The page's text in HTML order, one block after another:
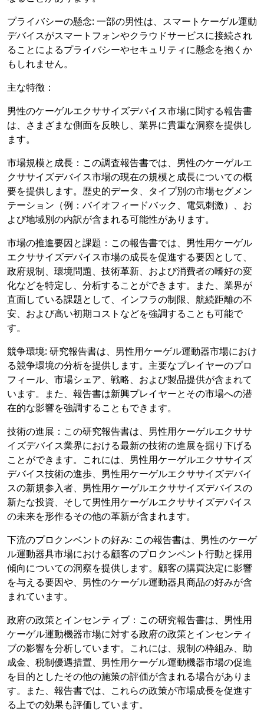
プライバシーの懸念: 一部の男性は、スマートケーゲル運動
デバイスがスマートフォンやクラウドサービスに接続され
ることによるプライバシーやセキュリティに懸念を抱くか
もしれません。
主な特徴：
男性のケーゲルエクササイズデバイス市場に関する報告書
は、さまざまな側面を反映し、業界に貴重な洞察を提供し
ます。
市場規模と成長：この調査報告書では、男性のケーゲルエ
クササイズデバイス市場の現在の規模と成長についての概
要を提供します。歴史的データ、タイプ別の市場セグメン
テーション（例：バイオフィードバック、電気刺激）、お
よび地域別の内訳が含まれる可能性があります。
市場の推進要因と課題：この報告書では、男性用ケーゲル
エクササイズデバイス市場の成長を促進する要因として、
政府規制、環境問題、技術革新、および消費者の嗜好の変
化などを特定し、分析することができます。また、業界が
直面している課題として、インフラの制限、航続距離の不
安、および高い初期コストなどを強調することも可能で
す。
競争環境: 研究報告書は、男性用ケーゲル運動器市場におけ
る競争環境の分析を提供します。主要なプレイヤーのプロ
フィール、市場シェア、戦略、および製品提供が含まれて
います。また、報告書は新興プレイヤーとその市場への潜
在的な影響を強調することもできます。
技術の進展：この研究報告書は、男性用ケーゲルエクササ
イズデバイス業界における最新の技術の進展を掘り下げる
ことができます。これには、男性用ケーゲルエクササイズ
デバイス技術の進歩、男性用ケーゲルエクササイズデバイ
スの新規参入者、男性用ケーゲルエクササイズデバイスの
新たな投資、そして男性用ケーゲルエクササイズデバイス
の未来を形作るその他の革新が含まれます。
下流のプロクンベントの好み: この報告書は、男性のケーゲ
ル運動器具市場における顧客のプロクンベント行動と採用
傾向についての洞察を提供します。顧客の購買決定に影響
を与える要因や、男性のケーゲル運動器具商品の好みが含
まれています。
政府の政策とインセンティブ：この研究報告書は、男性用
ケーゲル運動機器市場に対する政府の政策とインセンティ
ブの影響を分析しています。これには、規制の枠組み、助
成金、税制優遇措置、男性用ケーゲル運動機器市場の促進
を目的としたその他の施策の評価が含まれる場合がありま
す。また、報告書では、これらの政策が市場成長を促進す
る上での効果も評価しています。